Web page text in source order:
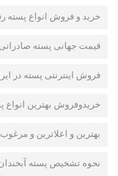
خرید و فروش انواع پسته
قیمت جهانی پسته صادراتی
فروش اینترنتی پسته در
خریدوفروش بهترین انواع
بهترین و اعلاترین و
نحوه تشخیص پسته